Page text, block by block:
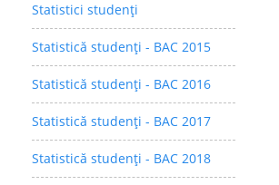
Statistici studenţi
Statistică studenţi - BAC 2015
Statistică studenţi - BAC 2016
Statistică studenţi - BAC 2017
Statistică studenţi - BAC 2018